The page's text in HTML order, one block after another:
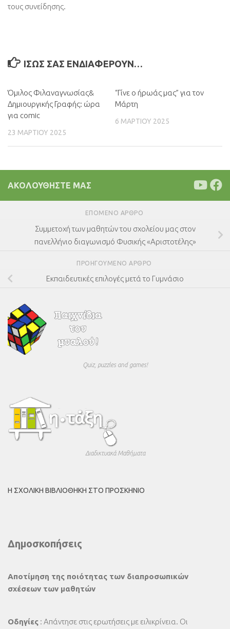
τους συνείδησης.
ΊΣΩΣ ΣΑΣ ΕΝΔΙΑΦΈΡΟΥΝ…
Όμιλος Φιλαναγνωσίας&
Δημιουργικής Γραφής: ώρα
για comic
23 ΜΑΡΤΊΟΥ 2025
“Γίνε ο ήρωάς μας” για τον
Μάρτη
6 ΜΑΡΤΊΟΥ 2025
ΑΚΟΛΟΥΘΉΣΤΕ ΜΑΣ
ΕΠΌΜΕΝΟ ΆΡΘΡΟ
Συμμετοχή των μαθητών του σχολείου μας στον
πανελλήνιο διαγωνισμό Φυσικής «Αριστοτέλης»
ΠΡΟΗΓΟΎΜΕΝΟ ΆΡΘΡΟ
Εκπαιδευτικές επιλογές μετά το Γυμνάσιο
Quiz, puzzles and games!
Διαδικτυακά Μαθήματα
Η ΣΧΟΛΙΚΉ ΒΙΒΛΙΟΘΉΚΗ ΣΤΟ ΠΡΟΣΚΉΝΙΟ
Δημοσκοπήσεις
Αποτίμηση της ποιότητας των διαπροσωπικών
σχέσεων των μαθητών
Οδηγίες : Απάντησε στις ερωτήσεις με ειλικρίνεια. Οι